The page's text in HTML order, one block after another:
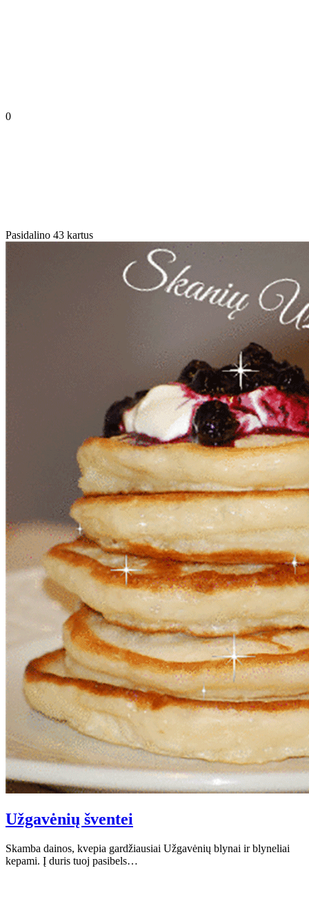
0
Pasidalino 43 kartus
Užgavėnių šventei
Skamba dainos, kvepia gardžiausiai Užgavėnių blynai ir blyneliai
kepami. Į duris tuoj pasibels…